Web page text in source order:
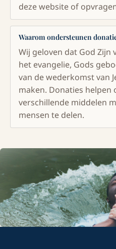
deze website of
Waarom ondersteunen
Wij geloven dat God
het evangelie, Gods
van de wederkomst van
maken. Donaties helpen
verschillende middelen
mensen te delen.